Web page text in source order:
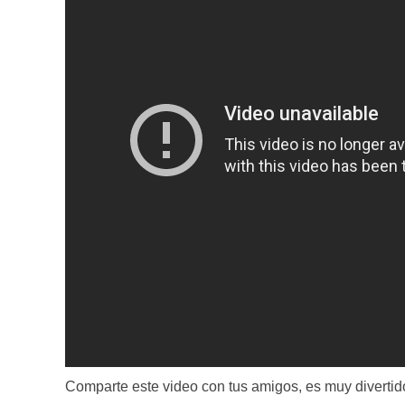
Comparte este video con tus amigos, es muy